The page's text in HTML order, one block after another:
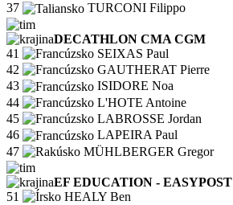
37
TURCONI Filippo
DECATHLON CMA CGM
41
SEIXAS Paul
42
GAUTHERAT Pierre
43
ISIDORE Noa
44
L'HOTE Antoine
45
LABROSSE Jordan
46
LAPEIRA Paul
47
MÜHLBERGER Gregor
EF EDUCATION - EASYPOST
51
HEALY Ben